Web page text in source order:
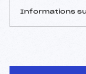
Informations
Arbitre :